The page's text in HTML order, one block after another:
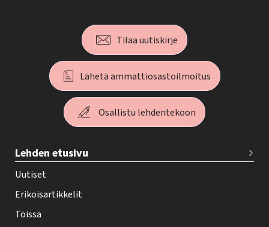
Tilaa uutiskirje
Lähetä ammattiosastoilmoitus
Osallistu lehdentekoon
e
h
y
-
Lehden etusivu
Uutiset
Erikoisartikkelit
Töissä